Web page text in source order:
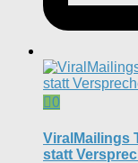
0
ViralMailings
statt